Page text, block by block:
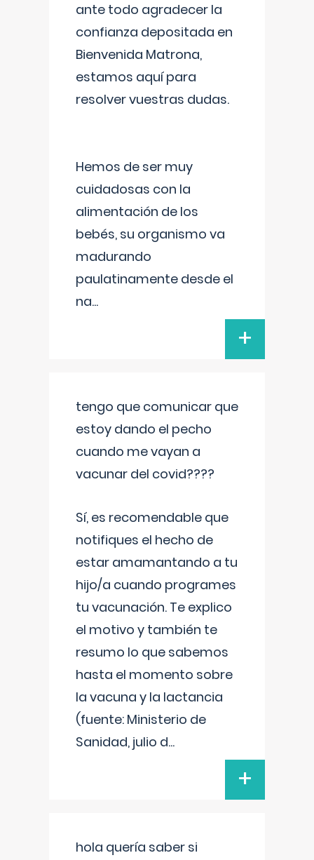
ante todo agradecer la
confianza depositada en
Bienvenida Matrona,
estamos aquí para
resolver vuestras dudas.
Hemos de ser muy
cuidadosas con la
alimentación de los
bebés, su organismo va
madurando
paulatinamente desde el
na...
+
tengo que comunicar que
estoy dando el pecho
cuando me vayan a
vacunar del covid????
Sí, es recomendable que
notifiques el hecho de
estar amamantando a tu
hijo/a cuando programes
tu vacunación. Te explico
el motivo y también te
resumo lo que sabemos
hasta el momento sobre
la vacuna y la lactancia
(fuente: Ministerio de
Sanidad, julio d...
+
hola quería saber si